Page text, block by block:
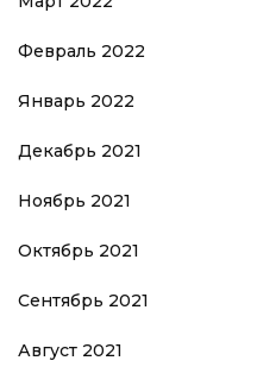
Февраль 2022
Январь 2022
Декабрь 2021
Ноябрь 2021
Октябрь 2021
Сентябрь 2021
Август 2021